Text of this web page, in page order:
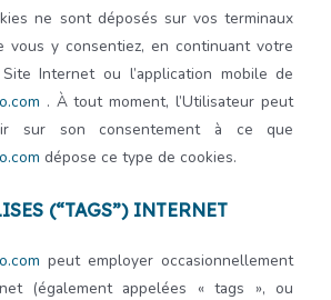
ne sont déposés sur vos terminaux
vous y consentiez, en continuant votre
Internet ou l’application mobile de
. À tout moment, l’Utilisateur peut
sur son consentement à ce que
dépose ce type de cookies.
(“TAGS”) INTERNET
peut employer occasionnellement
(également appelées « tags », ou